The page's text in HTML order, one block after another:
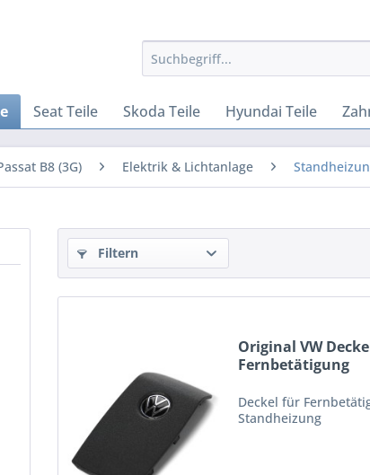
Seat Teile Skoda Teile Hyundai Teile
B8 (3G) Elektrik & Lichtanlage
Filtern
Original VW
Fernbetätigung
Deckel für
Standheizung